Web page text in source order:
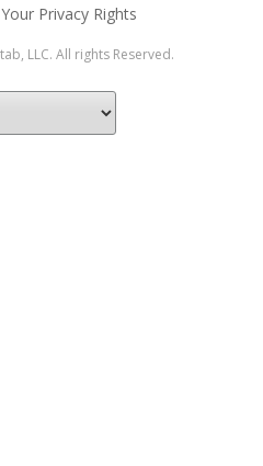
Your Privacy Rights
LLC. All rights Reserved.